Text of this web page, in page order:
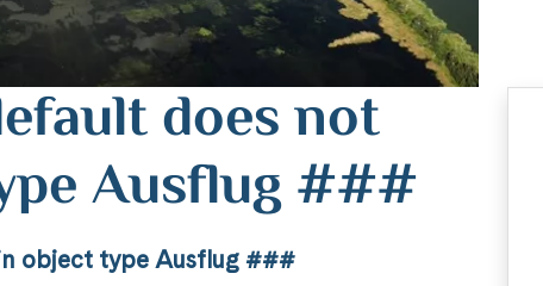
does not
Ausflug ###
object type Ausflug ###